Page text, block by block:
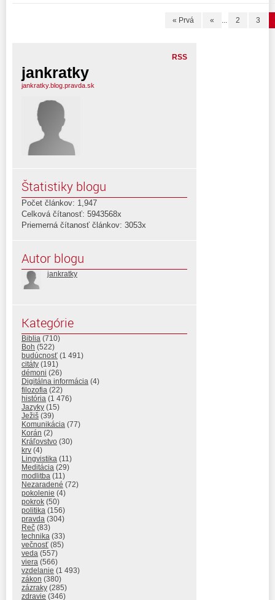
« Prvá « ... 2 3
RSS
jankratky
jankratky.blog.pravda.sk
Štatistiky blogu
Počet článkov: 1,947
Celková čítanosť: 5943568x
Priemerná čítanosť článkov: 3053x
Autor blogu
jankratky
Kategórie
Biblia (710)
Boh (522)
budúcnosť (1 491)
citáty (191)
démoni (26)
Digitálna informácia (4)
filozofia (22)
história (1 476)
Jazyky (15)
Ježiš (39)
Komunikácia (77)
Korán (2)
Kráľovstvo (30)
krv (4)
Lingvistika (11)
Meditácia (29)
modlitba (11)
Nezaradené (72)
pokolenie (4)
pokrok (50)
politika (156)
pravda (304)
Reč (83)
technika (33)
večnosť (85)
veda (557)
viera (566)
vzdelanie (1 493)
zákon (380)
zázraky (285)
zdravie (346)